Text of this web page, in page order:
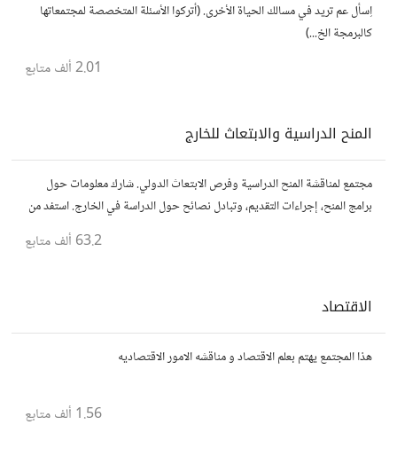
اِسأل عم تريد في مسالك الحياة الأخرى. (أتركوا الأسئلة المتخصصة لمجتمعاتها
كالبرمجة الخ...)
2.01 ألف متابع
المنح الدراسية والابتعاث للخارج
مجتمع لمناقشة المنح الدراسية وفرص الابتعاث الدولي. شارك معلومات حول
برامج المنح، إجراءات التقديم، وتبادل نصائح حول الدراسة في الخارج. استفد من
63.2 ألف متابع
الاقتصاد
هذا المجتمع يهتم بعلم الاقتصاد و مناقشه الامور الاقتصاديه
1.56 ألف متابع